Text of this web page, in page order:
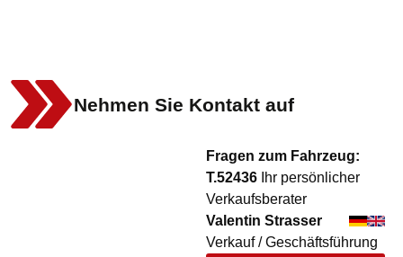
Nehmen Sie Kontakt auf
Fragen zum Fahrzeug:
T.52436Ihr persönlicher
Verkaufsberater
Valentin Strasser
Verkauf / Geschäftsführung